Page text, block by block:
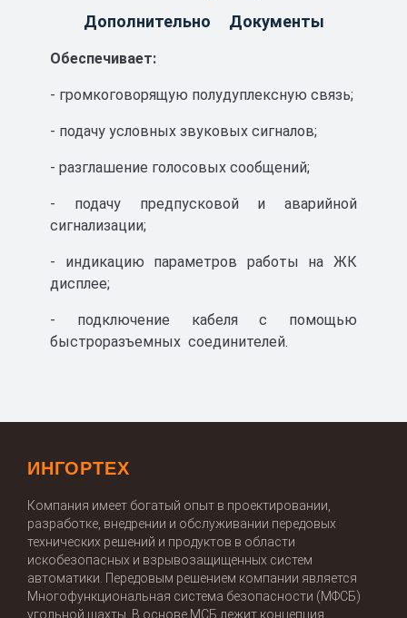
Дополнительно
Документы
Обеспечивает:
- громкоговорящую полудуплексную связь;
- подачу условных звуковых сигналов;
- разглашение голосовых сообщений;
- подачу предпусковой и аварийной
сигнализации;
- индикацию параметров работы на ЖК
дисплее;
- подключение кабеля с помощью
быстроразъемных соединителей.
UGS Сертификат ТР ТС
25 МБ
ИНГОРТЕХ
Компания имеет богатый опыт в проектировании,
разработке, внедрении и обслуживании передовых
технических решений и продуктов в области
искобезопасных и взрывозащищенных систем
автоматики. Передовым решением компании является
Многофункциональная система безопасности (МФСБ)
угольной шахты. В основе МСБ лежит концепция